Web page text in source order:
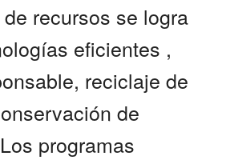
recursos se logra
eficientes ,
reciclaje de
de
programas